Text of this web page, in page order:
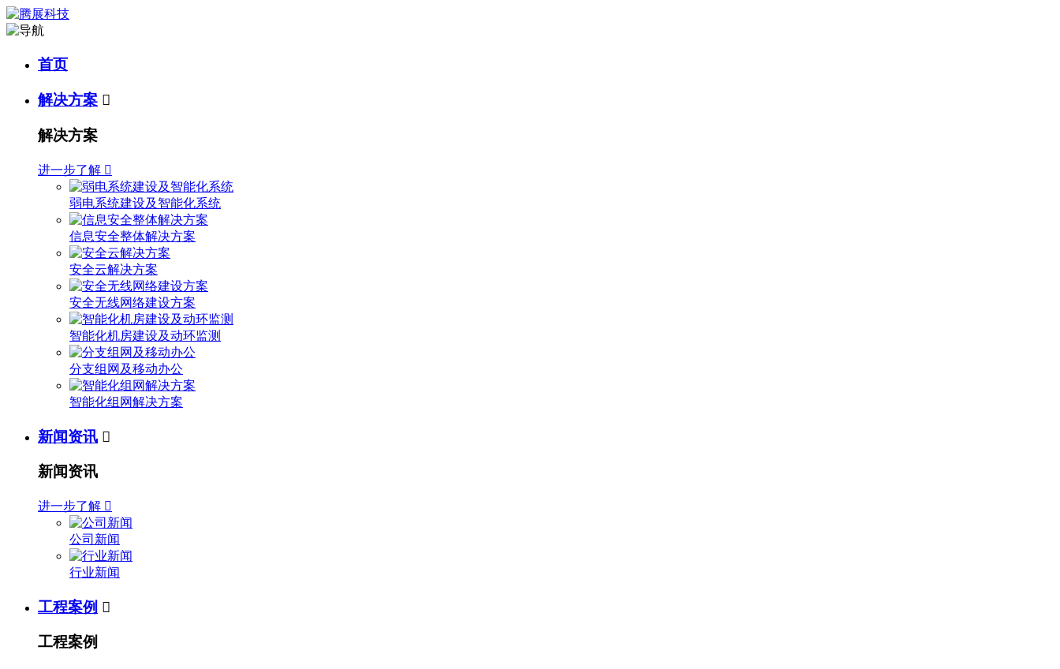
首页
解决方案 
解决方案
进一步了解 
弱电系统建设及智能化系统
信息安全整体解决方案
安全云解决方案
安全无线网络建设方案
智能化机房建设及动环监测
分支组网及移动办公
智能化组网解决方案
新闻资讯 
新闻资讯
进一步了解 
公司新闻
行业新闻
工程案例 
工程案例